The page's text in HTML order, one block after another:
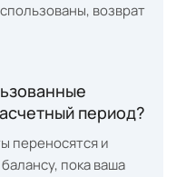
возврат
период?
переносятся и
пока ваша